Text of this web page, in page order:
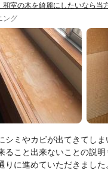
室の木を綺麗にしたいなら当
ング
シミやカビが出てきてしま
ること出来ないことの説
りに進めていただきまし